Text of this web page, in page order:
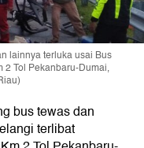
lainnya terluka usai Bus
2 Tol Pekanbaru-Dumai,
bus tewas dan
terlibat